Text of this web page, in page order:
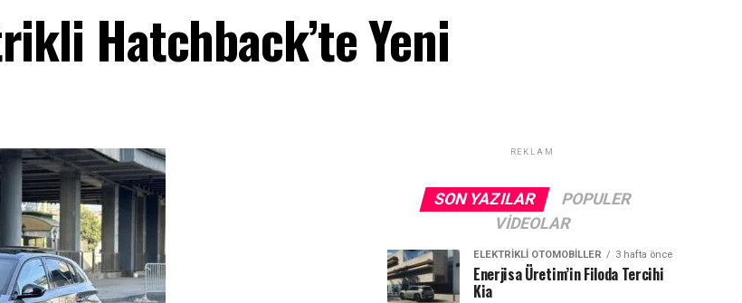
Hatchback’te Yeni
REKLAM
SON YAZILAR
POPULER
VIDEOLAR
ELEKTRIKLI OTOMOBILLER 3 hafta önce
Enerjisa Üretim’in Filoda Tercihi
Kia